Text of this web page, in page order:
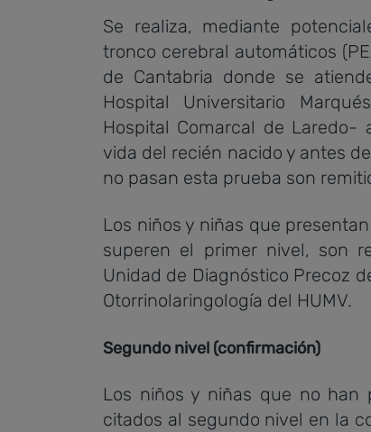
Se realiza, mediante
tronco cerebral automáticos
de Cantabria donde se
Hospital Universitario
Hospital Comarcal de
vida del recién nacido y antes
no pasan esta prueba son
Los niños y niñas que
superen el primer nivel, son
Unidad de Diagnóstico Precoz
Otorrinolaringología del HUMV.
Segundo nivel (confirmación)
Los niños y niñas que no han
citados al segundo nivel en la